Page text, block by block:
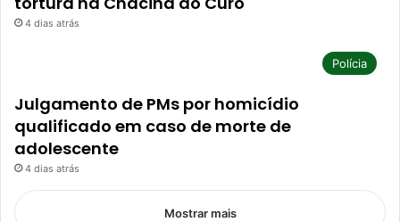
4 dias atrás
Polícia
Julgamento de PMs por homicídio
qualificado em caso de morte de
adolescente
4 dias atrás
Mostrar mais